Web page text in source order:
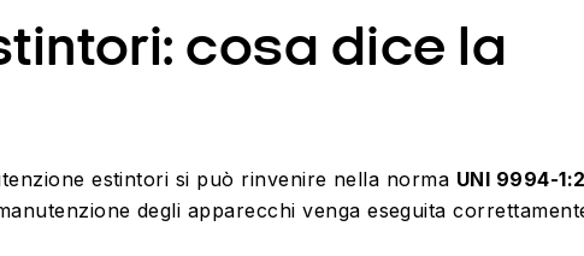
cosa dice la
estintori si può rinvenire nella norma UNI 9994-
degli apparecchi venga eseguita